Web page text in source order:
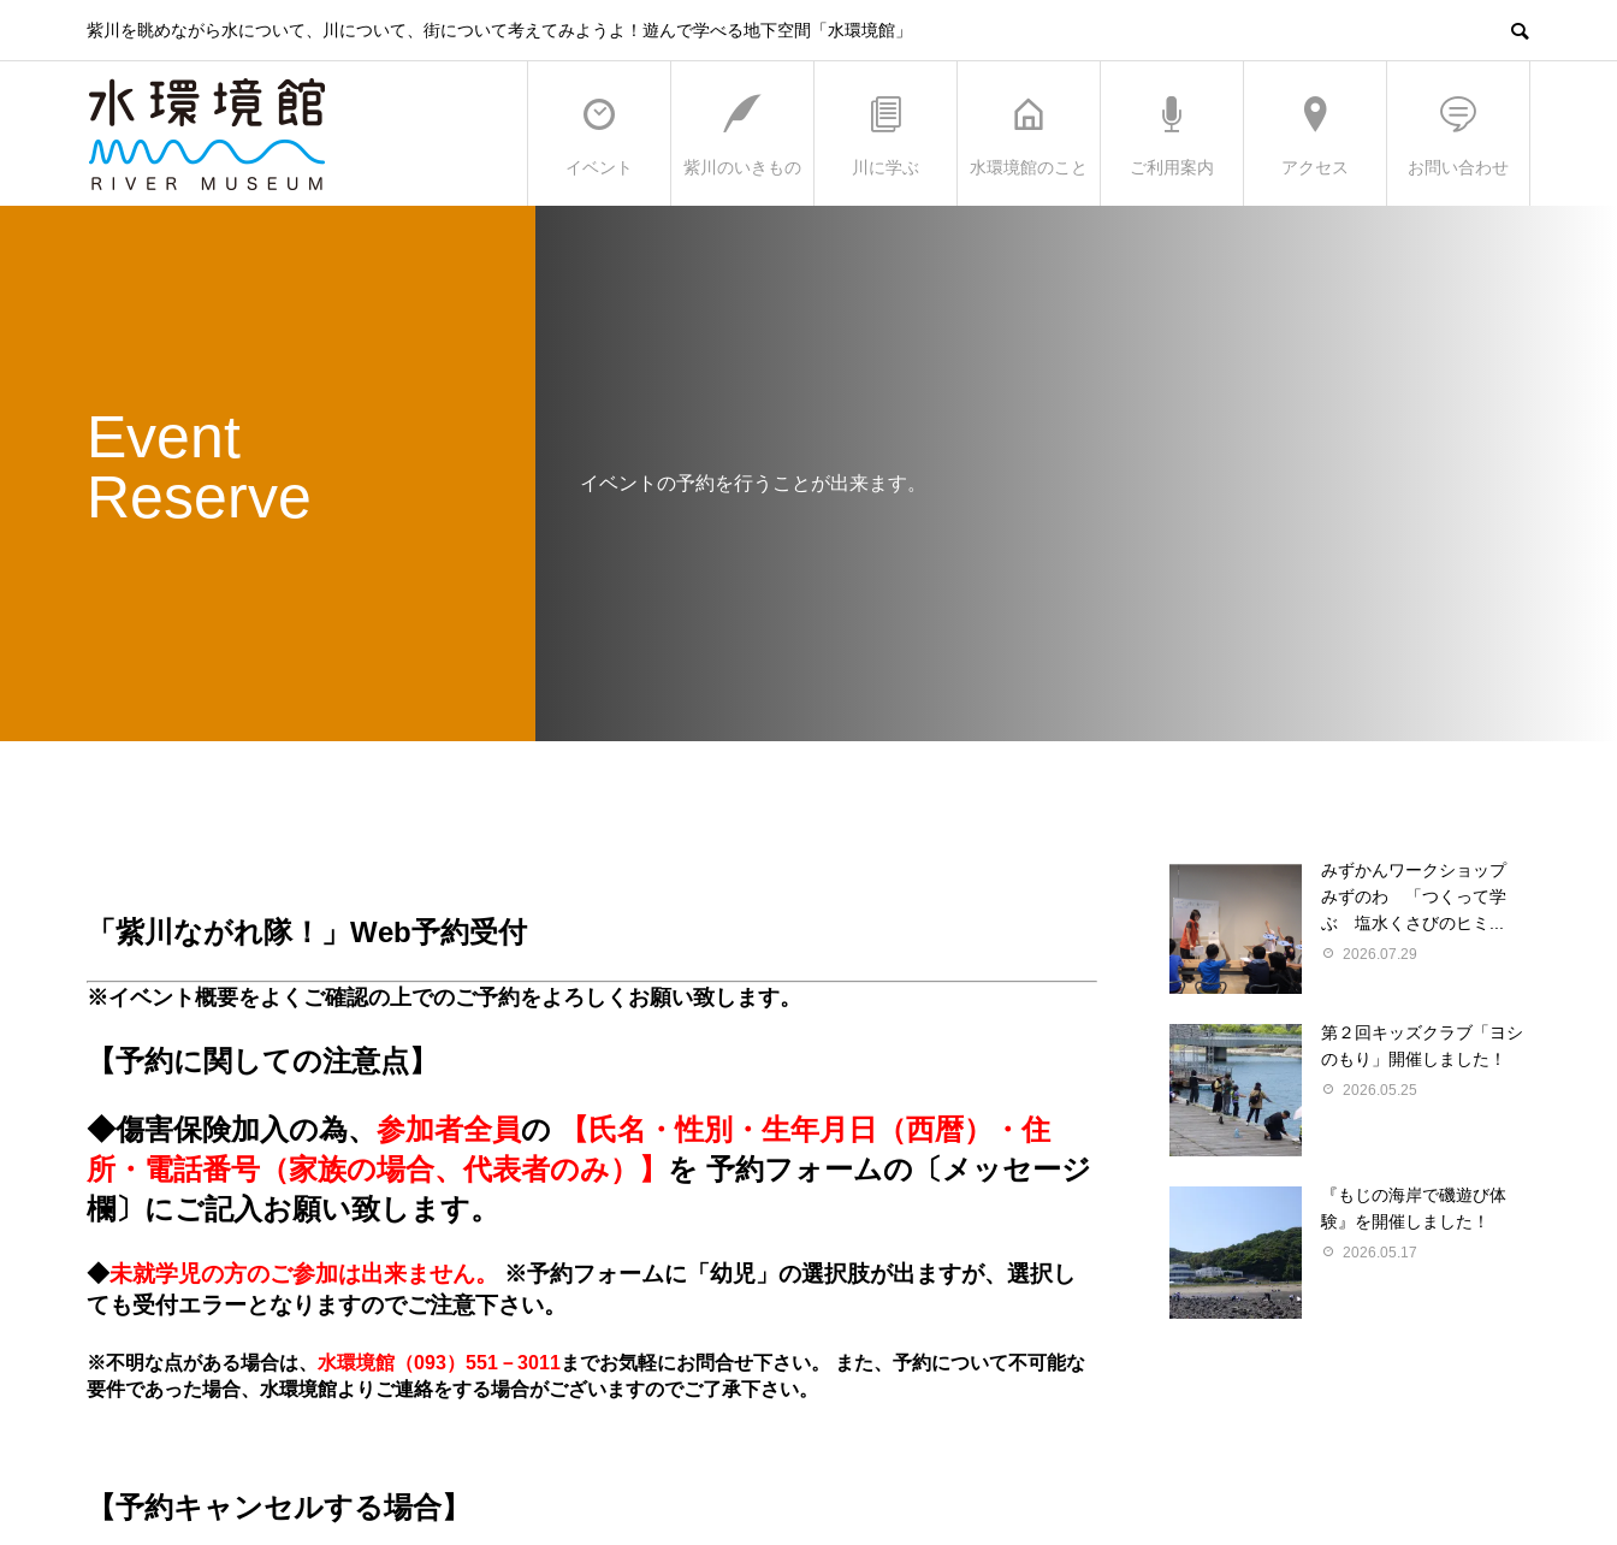
紫川を眺めながら水について、川について、街について考えてみようよ！遊んで学べる地下空間「水環境館」
イベント 紫川のいきもの 川に学ぶ 水環境館のこと ご利用案内 アクセス お問い合わせ
Event
Reserve
イベントの予約を行うことが出来ます。
「紫川ながれ隊！」Web予約受付
※イベント概要をよくご確認の上でのご予約をよろしくお願い致します。
【予約に関しての注意点】
◆傷害保険加入の為、 参加者全員の
【氏名・性別・生年月日（西暦）・住
所・電話番号（家族の場合、代表者のみ）】 を 予約フォームの〔メッセージ
欄〕にご記入お願い致します。
◆未就学児の方のご参加は出来ません。 ※予約フォームに「幼児」の選択肢が出ますが、選択し
ても受付エラーとなりますのでご注意下さい。
※不明な点がある場合は、 水環境館（093）551－3011までお気軽にお問合せ下さい。 また、予約について不可能な
要件であった場合、水環境館よりご連絡をする場合がございますのでご了承下さい。
【予約キャンセルする場合】
みずかんワークショップ
みずのわ 「つくって学
ぶ 塩水くさびのヒミ...
2026.07.29
第２回キッズクラブ「ヨシ
のもり」開催しました！
2026.05.25
『もじの海岸で磯遊び体
験』を開催しました！
2026.05.17